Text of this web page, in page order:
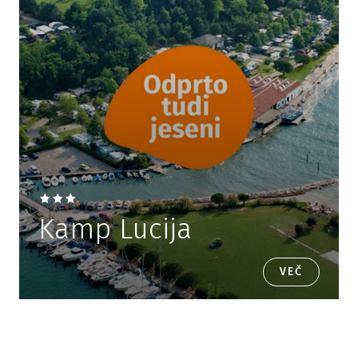
Kamp Lucija
VEČ